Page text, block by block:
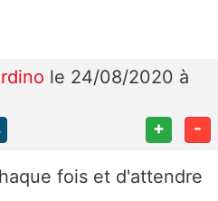
le 24/08/2020 à
+ -
fois et d'attendre